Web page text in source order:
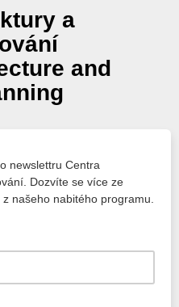
a
and
newslettru Centra
Dozvíte se více ze
našeho nabitého programu.